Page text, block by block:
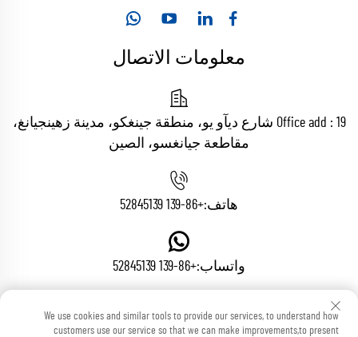
معلومات الاتصال
Office add : 19 شارع ديآو يو، منطقة جينغكو، مدينة زهينجيانغ،
مقاطعة جيانغسو، الصين
هاتف:+86-139 52845139
واتساب:+86-139 52845139
البريد الإلكتروني:[email protected]
We use cookies and similar tools to provide our services, to understand how
customers use our service so that we can make improvements,to present